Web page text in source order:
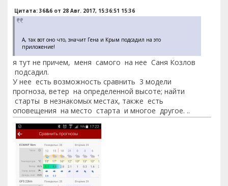
Цитата: 36&6 от 28 Авг. 2017, 15:36:51 15:36
А, так вот оно что, значит Гена и Крым подсадил на это
приложение!
я тут не причем, меня самого на нее Саня Козлов
подсадил.
У нее есть возможность сравнить 3 модели
прогноза, ветер на определенной высоте; найти
старты в незнакомых местах, также есть
оповещения на место старта и многое другое. ..